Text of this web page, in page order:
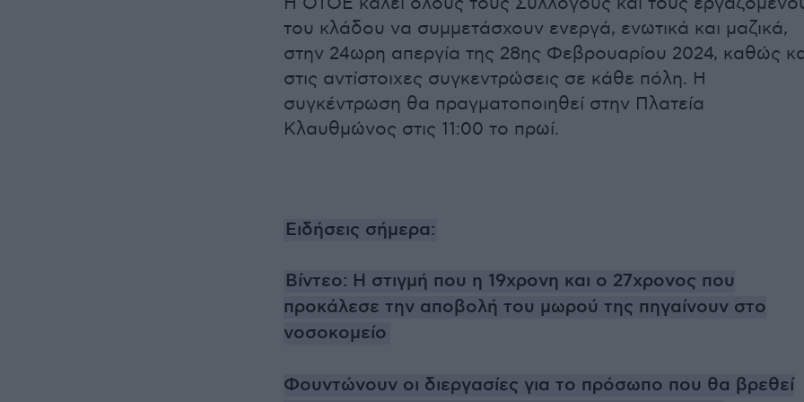
του κλάδου να συμμετάσχουν ενεργά, ενωτικά και μαζικά,
στην 24ωρη απεργία της 28ης Φεβρουαρίου 2024, καθώς
στις αντίστοιχες συγκεντρώσεις σε κάθε πόλη. Η
συγκέντρωση θα πραγματοποιηθεί στην Πλατεία
Κλαυθμώνος στις 11:00 το πρωί.
Ειδήσεις σήμερα:
Βίντεο: Η στιγμή που η 19χρονη και ο 27χρονος που
προκάλεσε την αποβολή του μωρού της πηγαίνουν στο
νοσοκομείο
Φουντώνουν οι διεργασίες για το πρόσωπο που θα βρεθεί